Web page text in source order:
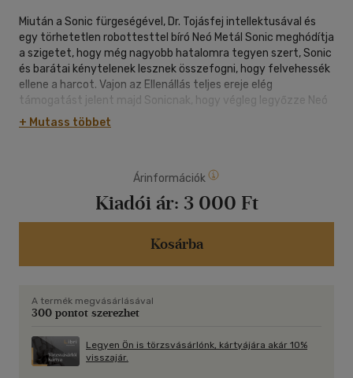
Miután a Sonic fürgeségével, Dr. Tojásfej intellektusával és
egy törhetetlen robottesttel bíró Neó Metál Sonic meghódítja
a szigetet, hogy még nagyobb hatalomra tegyen szert, Sonic
és barátai kénytelenek lesznek összefogni, hogy felvehessék
ellene a harcot. Vajon az Ellenállás teljes ereje elég
támogatást jelent majd Sonicnak, hogy végleg legyőzze Neó
Metál Sonicot?
+ Mutass többet
Árinformációk
Kiadói ár: 3 000 Ft
Kosárba
A termék megvásárlásával
300 pontot szerezhet
Legyen Ön is törzsvásárlónk, kártyájára akár 10%
visszajár.